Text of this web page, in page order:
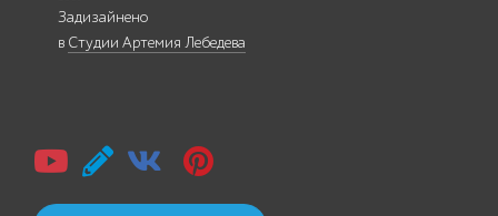
Задизайнено
в Студии Артемия Лебедева